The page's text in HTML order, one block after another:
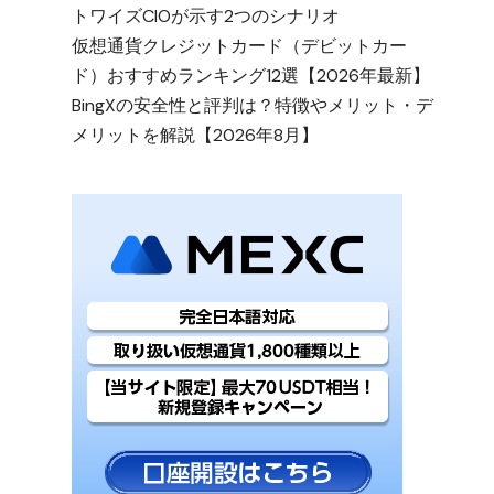
トワイズCIOが示す2つのシナリオ
仮想通貨クレジットカード（デビットカー
ド）おすすめランキング12選【2026年最新】
BingXの安全性と評判は？特徴やメリット・デ
メリットを解説【2026年8月】